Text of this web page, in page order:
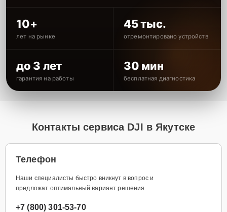
10+
лет на рынке
45 тыс.
отремонтировано устройств
до 3 лет
гарантия на работы
30 мин
бесплатная диагностика
Контакты сервиса DJI в Якутске
Телефон
Наши специалисты быстро вникнут в вопрос и
предложат оптимальный вариант решения
+7 (800) 301-53-70